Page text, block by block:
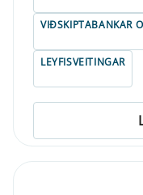
VIÐSKIPTABANKAR
LEYFISVEITINGAR